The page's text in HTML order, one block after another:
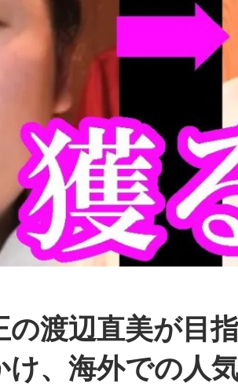
渡辺直美が目
け、海外での人